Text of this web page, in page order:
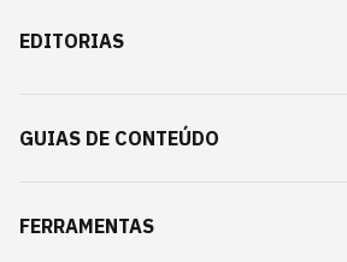
EDITORIAS
GUIAS DE CONTEÚDO
FERRAMENTAS